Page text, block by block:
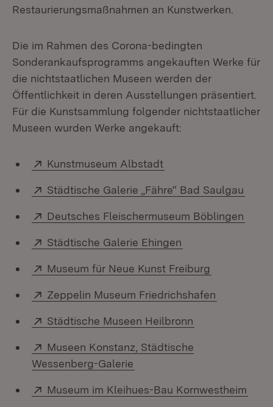
Restaurierungsmaßnahmen an Kunstwerken.
Die im Rahmen des Corona-bedingten
Sonderankaufsprogramms angekauften Werke für
die nichtstaatlichen Museen werden der
Öffentlichkeit in deren Ausstellungen präsentiert.
Für die Kunstsammlung folgender nichtstaatlicher
Museen wurden Werke angekauft:
Extern:
Kunstmuseum Albstadt
Extern:
Städtische Galerie „Fähre“ Bad Saulgau
Extern:
Deutsches Fleischermuseum Böblingen
Extern:
Städtische Galerie Ehingen
Extern:
Museum für Neue Kunst Freiburg
Extern:
Zeppelin Museum Friedrichshafen
Extern:
Städtische Museen Heilbronn
Extern:
Museen Konstanz, Städtische
Wessenberg-Galerie
Extern:
Museum im Kleihues-Bau Kornwestheim